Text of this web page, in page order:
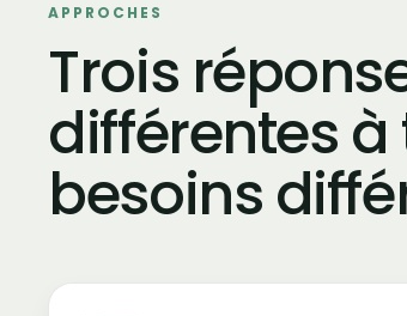
APPROCHES
Trois
différentes à
besoins